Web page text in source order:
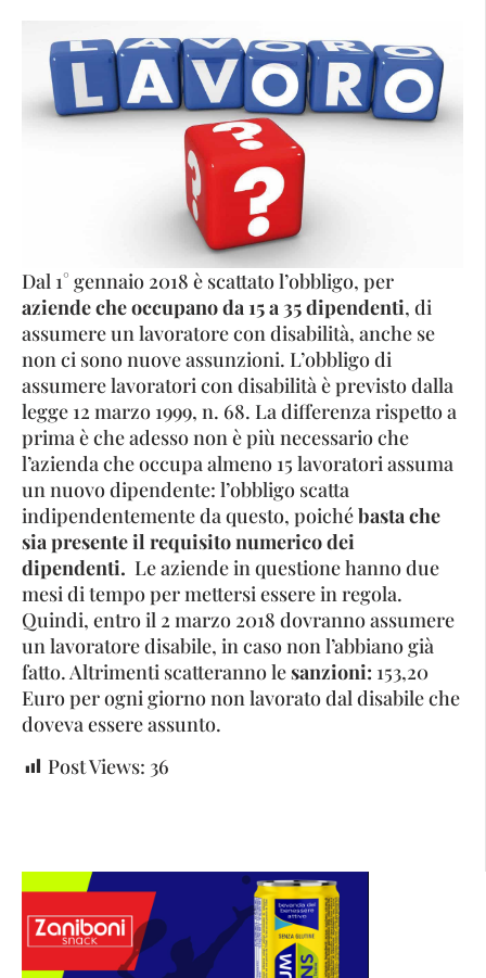
Dal 1° gennaio 2018 è scattato l’obbligo, per
aziende che occupano da 15 a 35 dipendenti, di
assumere un lavoratore con disabilità, anche se
non ci sono nuove assunzioni. L’obbligo di
assumere lavoratori con disabilità è previsto dalla
legge 12 marzo 1999, n. 68. La differenza rispetto a
prima è che adesso non è più necessario che
l’azienda che occupa almeno 15 lavoratori assuma
un nuovo dipendente: l’obbligo scatta
indipendentemente da questo, poichébasta che
sia presente il requisito numerico dei
dipendenti. Le aziende in questione hanno due
mesi di tempo per mettersi essere in regola.
Quindi, entro il 2 marzo 2018 dovranno assumere
un lavoratore disabile, in caso non l’abbiano già
fatto. Altrimenti scatteranno lesanzioni: 153,20
Euro per ogni giorno non lavorato dal disabile che
doveva essere assunto.
Post Views: 36